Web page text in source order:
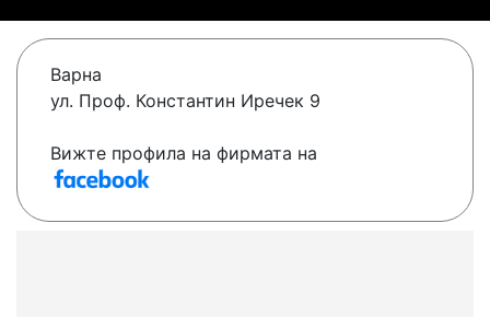
Варна
ул. Проф. Константин Иречек 9
Вижте профила на фирмата на